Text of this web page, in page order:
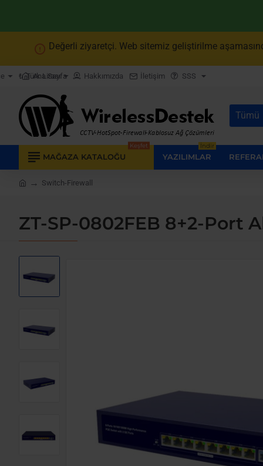
Değerli ziyaretçi. Web sitemiz geliştirilme
Ana Sayfa Hakkımızda İletişim SSS
₺ Türk Lirası
Tümü
Burada
MAĞAZA KATALOĞU
Keşfet
YAZILIMLAR
İndir
ZT-SP-0802FEB 8+2-Port
Switch-Firewall